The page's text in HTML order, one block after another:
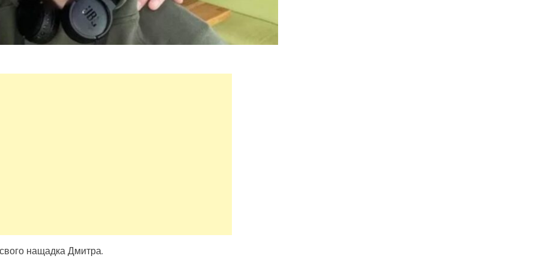
нащадка Дмитра.